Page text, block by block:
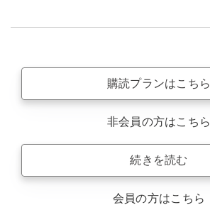
購読プランはこちら
非会員の方はこちら
続きを読む
会員の方はこちら